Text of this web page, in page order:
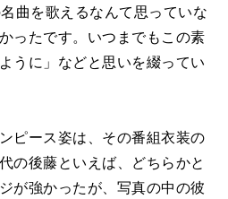
曲を歌えるなんて思っていな
ったです。いつまでもこの素
うに」などと思いを綴ってい
ピース姿は、その番組衣装の
の後藤といえば、どちらかと
が強かったが、写真の中の彼